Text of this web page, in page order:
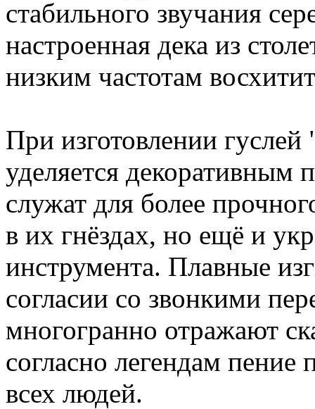
стабильного звучания
настроенная дека из
низким частотам
При изготовлении
уделяется декоративным
служат для более
в их гнёздах, но ещё и
инструмента. Плавные
согласии со звонкими
многогранно отражают
согласно легендам
всех людей.